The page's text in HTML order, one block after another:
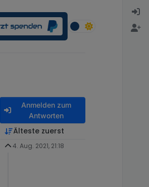
Anmelden zum
Antworten
Älteste zuerst
4. Aug. 2021, 21:18